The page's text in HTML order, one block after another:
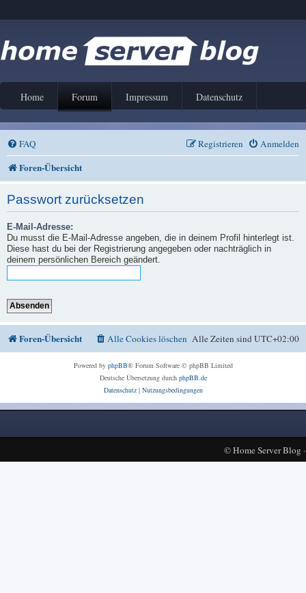
Home Forum Impressum Datenschutz
FAQ Anmelden
Registrieren
Foren-Übersicht
Passwort zurücksetzen
E-Mail-Adresse:
Du musst die E-Mail-Adresse angeben, die in deinem Profil hinterlegt ist.
Diese hast du bei der Registrierung angegeben oder nachträglich in
deinem persönlichen Bereich geändert.
Foren-Übersicht Alle Zeiten sindUTC+02:00
Alle Cookies löschen
Powered by phpBB® Forum Software © phpBB Limited
Deutsche Übersetzung durch phpBB.de
Datenschutz| Nutzungsbedingungen
©Home Server Blog